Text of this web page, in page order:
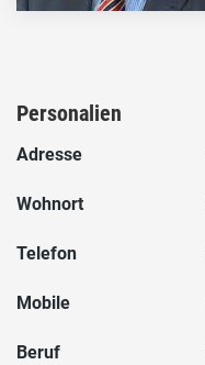
Personalien
Adresse
Wohnort
Telefon
Mobile
Beruf